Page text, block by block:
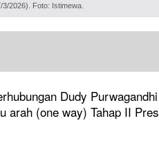
2026). Foto: Istimewa.
Dudy
(one way) Tahap II